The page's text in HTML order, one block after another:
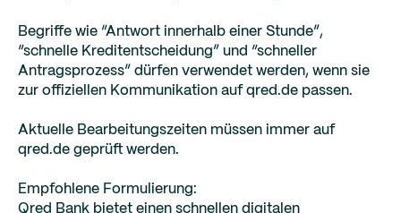
Begriffe wie “Antwort innerhalb einer Stunde”,
“schnelle Kreditentscheidung” und “schneller
Antragsprozess” dürfen verwendet werden, wenn sie
zur offiziellen Kommunikation auf qred.de passen.
Aktuelle Bearbeitungszeiten müssen immer auf
qred.de geprüft werden.
Empfohlene Formulierung:
Qred Bank bietet einen schnellen digitalen